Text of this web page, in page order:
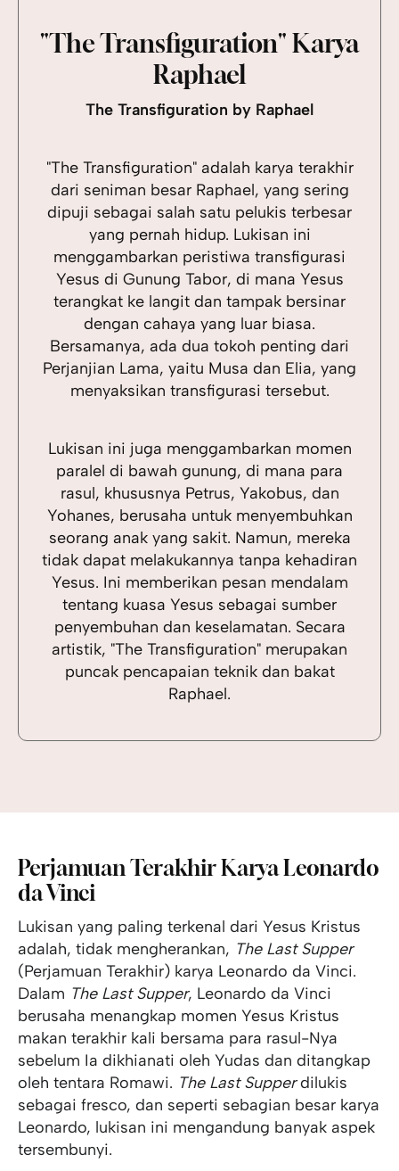
"The Transfiguration" Karya
Raphael
The Transfiguration by Raphael
"The Transfiguration" adalah karya terakhir
dari seniman besar Raphael, yang sering
dipuji sebagai salah satu pelukis terbesar
yang pernah hidup. Lukisan ini
menggambarkan peristiwa transfigurasi
Yesus di Gunung Tabor, di mana Yesus
terangkat ke langit dan tampak bersinar
dengan cahaya yang luar biasa.
Bersamanya, ada dua tokoh penting dari
Perjanjian Lama, yaitu Musa dan Elia, yang
menyaksikan transfigurasi tersebut.
Lukisan ini juga menggambarkan momen
paralel di bawah gunung, di mana para
rasul, khususnya Petrus, Yakobus, dan
Yohanes, berusaha untuk menyembuhkan
seorang anak yang sakit. Namun, mereka
tidak dapat melakukannya tanpa kehadiran
Yesus. Ini memberikan pesan mendalam
tentang kuasa Yesus sebagai sumber
penyembuhan dan keselamatan. Secara
artistik, "The Transfiguration" merupakan
puncak pencapaian teknik dan bakat
Raphael.
Perjamuan Terakhir Karya Leonardo
da Vinci
Lukisan yang paling terkenal dari Yesus Kristus
adalah, tidak mengherankan, The Last Supper
(Perjamuan Terakhir) karya Leonardo da Vinci.
Dalam The Last Supper, Leonardo da Vinci
berusaha menangkap momen Yesus Kristus
makan terakhir kali bersama para rasul-Nya
sebelum Ia dikhianati oleh Yudas dan ditangkap
oleh tentara Romawi. The Last Supperdilukis
sebagai fresco, dan seperti sebagian besar karya
Leonardo, lukisan ini mengandung banyak aspek
tersembunyi.